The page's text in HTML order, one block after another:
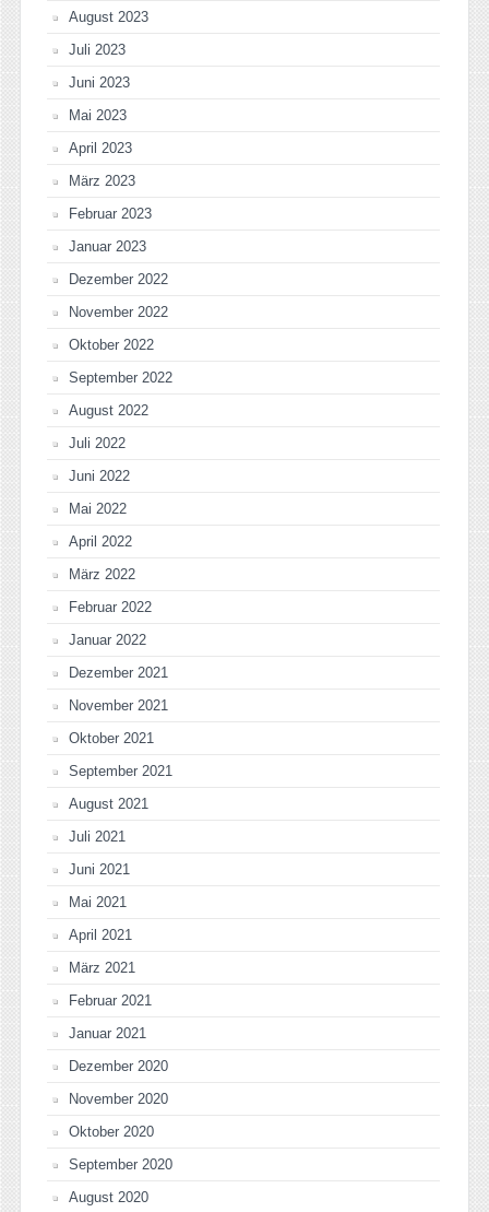
August 2023
Juli 2023
Juni 2023
Mai 2023
April 2023
März 2023
Februar 2023
Januar 2023
Dezember 2022
November 2022
Oktober 2022
September 2022
August 2022
Juli 2022
Juni 2022
Mai 2022
April 2022
März 2022
Februar 2022
Januar 2022
Dezember 2021
November 2021
Oktober 2021
September 2021
August 2021
Juli 2021
Juni 2021
Mai 2021
April 2021
März 2021
Februar 2021
Januar 2021
Dezember 2020
November 2020
Oktober 2020
September 2020
August 2020